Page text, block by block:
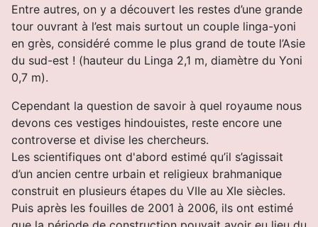
Entre autres, on y a découvert les restes d’une grande
tour ouvrant à l’est mais surtout un couple linga-yoni
en grès, considéré comme le plus grand de toute l’Asie
du sud-est ! (hauteur du Linga 2,1 m, diamètre du Yoni
0,7 m).
Cependant la question de savoir à quel royaume nous
devons ces vestiges hindouistes, reste encore une
controverse et divise les chercheurs.
Les scientifiques ont d'abord estimé qu’il s’agissait
d’un ancien centre urbain et religieux brahmanique
construit en plusieurs étapes du VIIe au XIe siècles.
Puis après les fouilles de 2001 à 2006, ils ont estimé